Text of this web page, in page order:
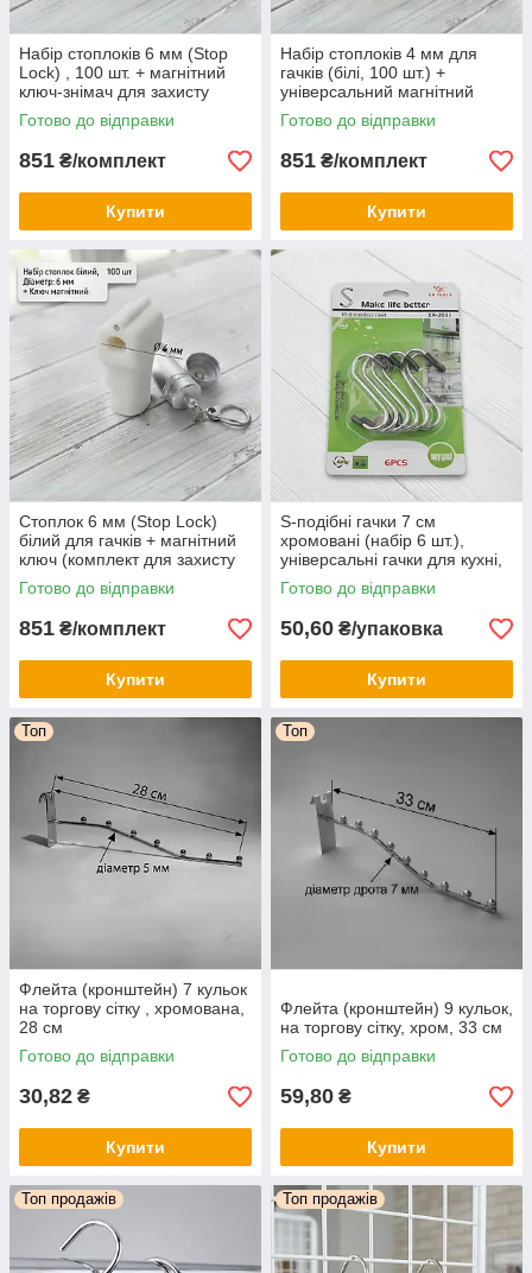
Набір стоплоків 6 мм (Stop
Lock) , 100 шт. + магнітний
ключ-знімач для захисту
товару на гачках
Готово до відправки
851 ₴/комплект
Купити
Набір стоплоків 4 мм для
гачків (білі, 100 шт.) +
універсальний магнітний
ключ-знімач для торгового
обладнання
Готово до відправки
851 ₴/комплект
Купити
Стоплок 6 мм (Stop Lock)
білий для гачків + магнітний
ключ (комплект для захисту
товарів)
Готово до відправки
851 ₴/комплект
Купити
S-подібні гачки 7 см
хромовані (набір 6 шт.),
універсальні гачки для кухні,
ванної та гардеробу (захват
18 мм)
Готово до відправки
50,60 ₴/упаковка
Купити
Топ
Флейта (кронштейн) 7 кульок
на торгову сітку , хромована,
28 см
Готово до відправки
30,82 ₴
Купити
Топ
Флейта (кронштейн) 9 кульок,
на торгову сітку, хром, 33 см
Готово до відправки
59,80 ₴
Купити
Топ продажів Топ продажів